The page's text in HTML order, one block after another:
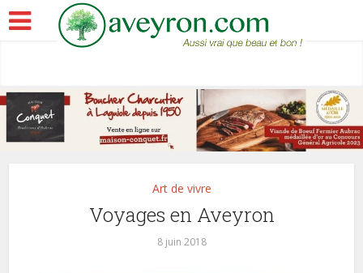
Art de vivre
Voyages en Aveyron
8 juin 2018